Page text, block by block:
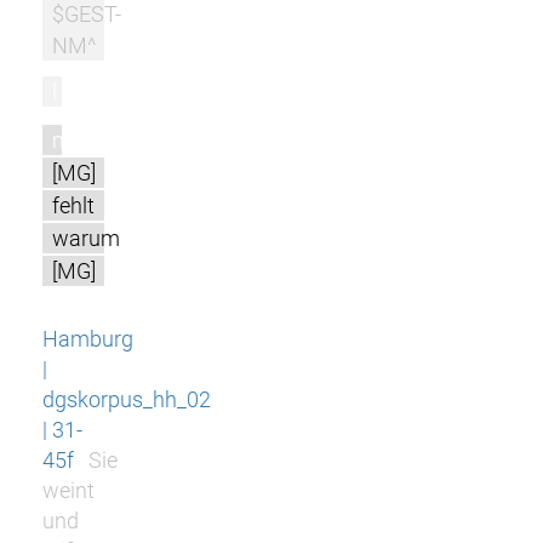
$GEST-
NM^
m
[MG]
fehlt
warum
[MG]
Hamburg
|
dgskorpus_hh_02
| 31-
45f
Sie
weint
und